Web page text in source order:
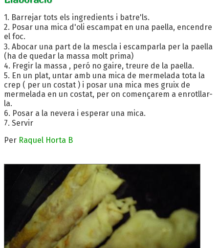
1. Barrejar tots els ingredients i batre'ls.
2. Posar una mica d'oli escampat en una paella, encendre
el foc.
3. Abocar una part de la mescla i escamparla per la paella
(ha de quedar la massa molt prima)
4. Fregir la massa , peró no gaire, treure de la paella.
5. En un plat, untar amb una mica de mermelada tota la
crep ( per un costat ) i posar una mica mes gruix de
mermelada en un costat, per on començarem a enrotllar-
la.
6. Posar a la nevera i esperar una mica.
7. Servir
Per Raquel Horta B